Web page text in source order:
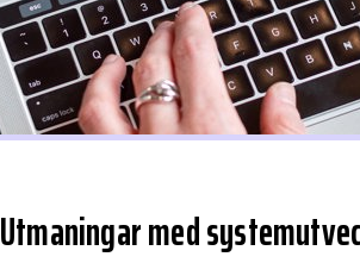
Utmaningar med